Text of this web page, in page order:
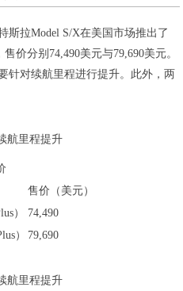
斯拉Model S/X在美国市场推出了
价分别74,490美元与79,690美元。
针对续航里程进行提升。此外，两
售价（美元）
）
74,490
）
79,690